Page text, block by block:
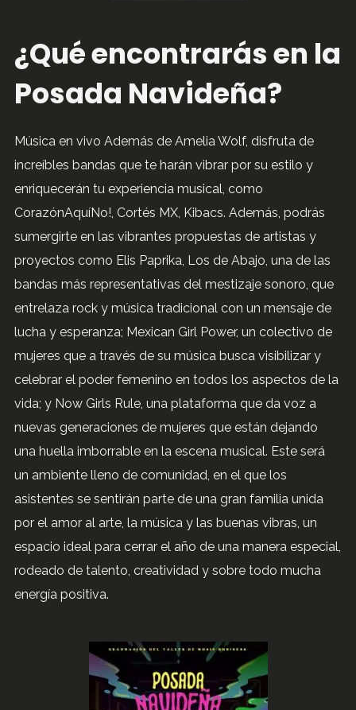
¿Qué encontrarás en la
Posada Navideña?
Música en vivo Además de Amelia Wolf, disfruta de
increíbles bandas que te harán vibrar por su estilo y
enriquecerán tu experiencia musical, como
CorazónAquíNo!, Cortés MX, Kibacs. Además, podrás
sumergirte en las vibrantes propuestas de artistas y
proyectos como Elis Paprika, Los de Abajo, una de las
bandas más representativas del mestizaje sonoro, que
entrelaza rock y música tradicional con un mensaje de
lucha y esperanza; Mexican Girl Power, un colectivo de
mujeres que a través de su música busca visibilizar y
celebrar el poder femenino en todos los aspectos de la
vida; y Now Girls Rule, una plataforma que da voz a
nuevas generaciones de mujeres que están dejando
una huella imborrable en la escena musical. Este será
un ambiente lleno de comunidad, en el que los
asistentes se sentirán parte de una gran familia unida
por el amor al arte, la música y las buenas vibras, un
espacio ideal para cerrar el año de una manera especial,
rodeado de talento, creatividad y sobre todo mucha
energía positiva.